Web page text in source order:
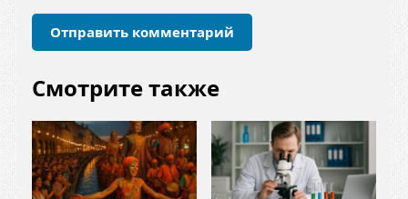
и
Смотрите также